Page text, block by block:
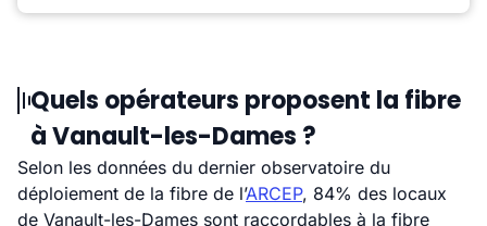
Quels opérateurs proposent la fibre
à Vanault-les-Dames ?
Selon les données du dernier observatoire du
déploiement de la fibre de l’ARCEP, 84% des locaux
de Vanault-les-Dames sont raccordables à la fibre